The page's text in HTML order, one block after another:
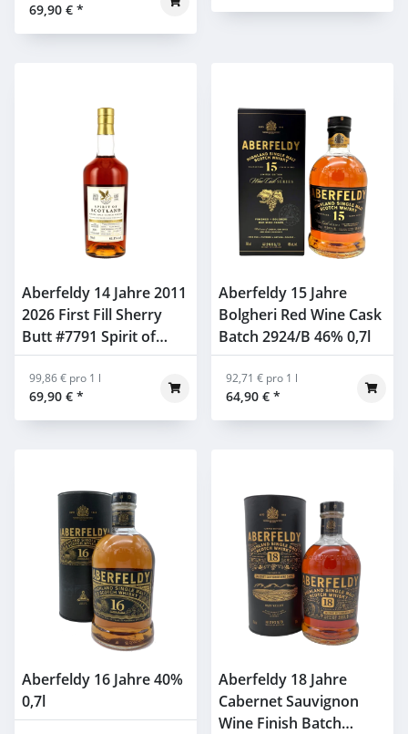
69,90 € *
Aberfeldy 14 Jahre 2011
2026 First Fill Sherry
Butt #7791 Spirit of
Scotland Gordon &
Macphail 61,1% 0,7l
69,90 € *
99,86 € pro 1 l
Aberfeldy 15 Jahre
Bolgheri Red Wine Cask
Batch 2924/B 46% 0,7l
64,90 € *
92,71 € pro 1 l
Aberfeldy 16 Jahre 40%
0,7l
Aberfeldy 18 Jahre
Cabernet Sauvignon
Wine Finish Batch